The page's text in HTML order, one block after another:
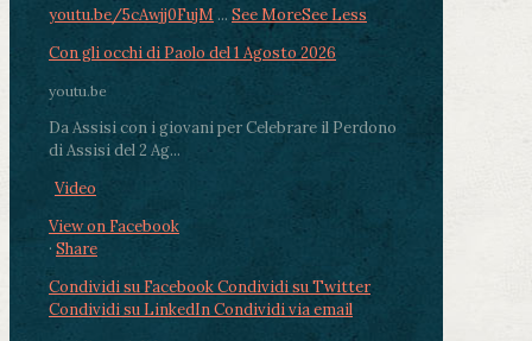
youtu.be/5cAwjj0FujM ... See MoreSee Less
Con gli occhi di Paolo del 1 Agosto 2026
youtu.be
Da Assisi con i giovani per Celebrare il Perdono
di Assisi del 2 Ag...
Video
View on Facebook
· Share
Condividi su FacebookCondividi su Twitter
Condividi su LinkedInCondividi via email